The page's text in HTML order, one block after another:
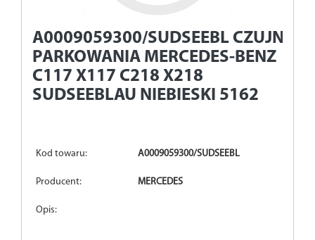
A0009059300/SUDSEEBL CZUJNIK
PARKOWANIA MERCEDES-BENZ
C117 X117 C218 X218
SUDSEEBLAU NIEBIESKI 5162
Kod towaru: A0009059300/SUDSEEBL
Producent: MERCEDES
Opis: